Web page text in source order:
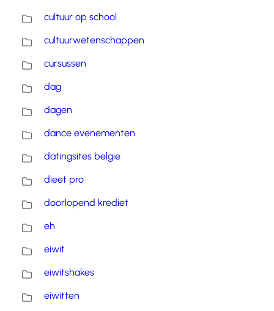
cultuur op school
cultuurwetenschappen
cursussen
dag
dagen
dance evenementen
datingsites belgie
dieet pro
doorlopend krediet
eh
eiwit
eiwitshakes
eiwitten